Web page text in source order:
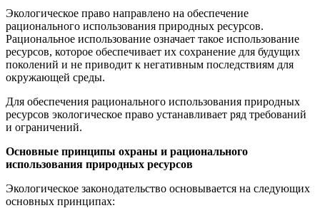
Экологическое право направлено на обеспечение
рационального использования природных ресурсов.
Рациональное использование означает такое использование
ресурсов, которое обеспечивает их сохранение для будущих
поколений и не приводит к негативным последствиям для
окружающей среды.
Для обеспечения рационального использования природных
ресурсов экологическое право устанавливает ряд требований
и ограничений.
Основные принципы охраны и рационального
использования природных ресурсов
Экологическое законодательство основывается на следующих
основных принципах: